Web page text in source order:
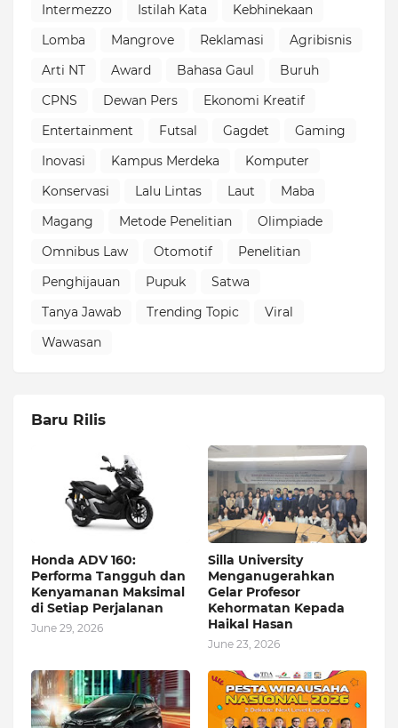
Intermezzo
Istilah Kata
Kebhinekaan
Lomba
Mangrove Reklamasi
Agribisnis
Arti NT
Award Bahasa Gaul
Buruh
CPNS
Dewan Pers
Ekonomi Kreatif
Entertainment
Futsal Gagdet
Gaming
Inovasi
Kampus Merdeka
Komputer
Konservasi
Lalu Lintas Laut
Maba
Magang
Metode Penelitian
Olimpiade
Omnibus Law
Otomotif
Penelitian
Penghijauan
Pupuk
Satwa
Tanya Jawab
Trending Topic
Viral
Wawasan
Baru Rilis
Honda ADV 160:
Performa Tangguh dan
Kenyamanan Maksimal
di Setiap Perjalanan
June 29, 2026
Silla University
Menganugerahkan
Gelar Profesor
Kehormatan Kepada
Haikal Hasan
June 23, 2026